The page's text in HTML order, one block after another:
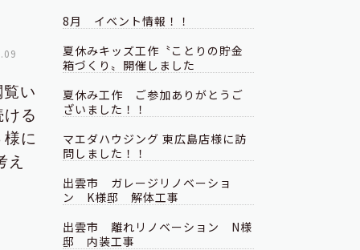
い
ける
に
え
8月 イベント情報！！
夏休みキッズ工作〝ことりの貯金
箱づくり〟開催しました
夏休み工作 ご参加ありがとうご
ざいました！！
マエダハウジング 東広島店様に訪
問しました！！
出雲市 ガレージリノベーショ
ン K様邸 解体工事
出雲市 離れリノベーション N様
邸 内装工事